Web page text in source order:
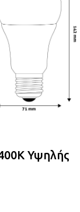
Υψηλής